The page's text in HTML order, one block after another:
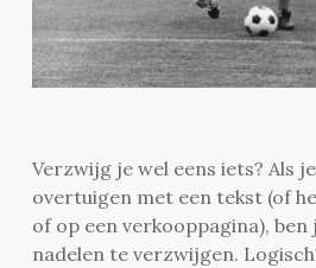
Verzwijg je wel eens iets? Als
overtuigen met een tekst (of
of op een verkooppagina), ben
nadelen te verzwijgen.